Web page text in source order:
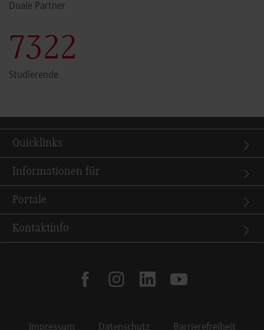
Duale Partner
7341
Studierende
Quicklinks
Informationen für
Portale
Kontaktinfo
facebookinstagramlinkedin youtube